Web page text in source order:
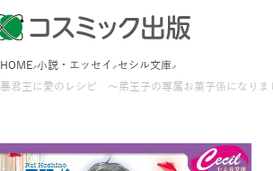
HOME 小説・エッセイ セシル文庫
暴君王に愛のレシピ ～弟王子の専属お菓子係になりま